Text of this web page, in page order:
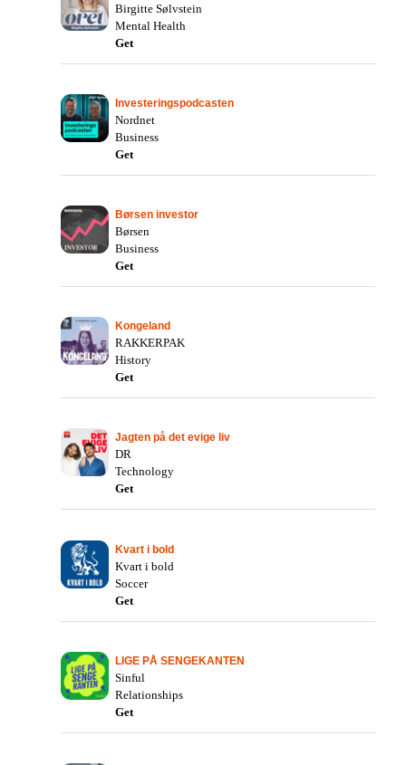
Birgitte Sølvstein
Mental Health
Get
Investeringspodcasten
Nordnet
Business
Get
Børsen investor
Børsen
Business
Get
Kongeland
RAKKERPAK
History
Get
Jagten på det evige liv
DR
Technology
Get
Kvart i bold
Kvart i bold
Soccer
Get
LIGE PÅ SENGEKANTEN
Sinful
Relationships
Get